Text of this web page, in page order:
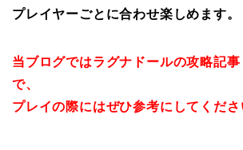
プレイヤーごとに合わせ楽しめます。
当ブログではラグナドールの攻略記
で、
プレイの際にはぜひ参考にしてくださ